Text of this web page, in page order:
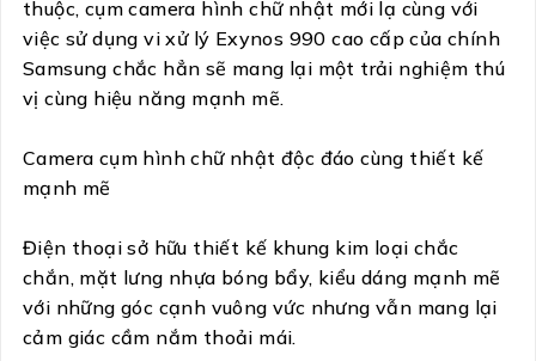
thuộc, cụm camera hình chữ nhật mới lạ cùng với
việc sử dụng vi xử lý Exynos 990 cao cấp của chính
Samsung chắc hẳn sẽ mang lại một trải nghiệm thú
vị cùng hiệu năng mạnh mẽ.
Camera cụm hình chữ nhật độc đáo cùng thiết kế
mạnh mẽ
Điện thoại sở hữu thiết kế khung kim loại chắc
chắn, mặt lưng nhựa bóng bẩy, kiểu dáng mạnh mẽ
với những góc cạnh vuông vức nhưng vẫn mang lại
cảm giác cầm nắm thoải mái.